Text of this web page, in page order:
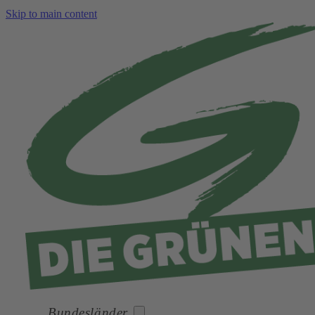
Skip to main content